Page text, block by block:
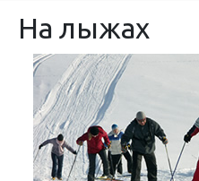
На лыжах